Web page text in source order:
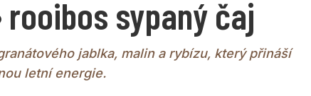
rooibos sypaný čaj
jablka, malin a rybízu, který přináší
letní energie.